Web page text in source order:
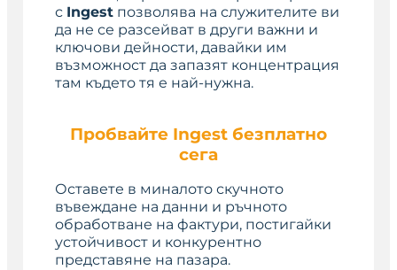
с Ingest позволява на служителите ви
да не се разсейват в други важни и
ключови дейности, давайки им
възможност да запазят концентрация
там където тя е най-нужна.
Пробвайте Ingest безплатно
сега
Оставете в миналото скучното
въвеждане на данни и ръчното
обработване на фактури, постигайки
устойчивост и конкурентно
представяне на пазара.